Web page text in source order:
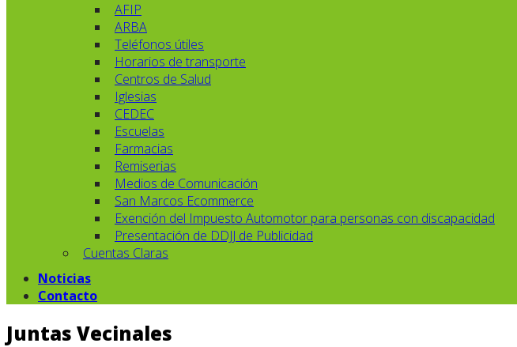
AFIP
ARBA
Teléfonos útiles
Horarios de transporte
Centros de Salud
Iglesias
CEDEC
Escuelas
Farmacias
Remiserias
Medios de Comunicación
San Marcos Ecommerce
Exención del Impuesto Automotor para personas con discapacidad
Presentación de DDJJ de Publicidad
Cuentas Claras
Noticias
Contacto
Juntas Vecinales